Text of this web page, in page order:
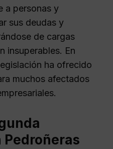
a personas y
sus deudas y
de cargas
insuperables. En
ha ofrecido
muchos afectados